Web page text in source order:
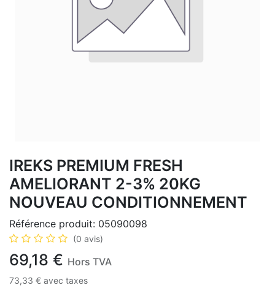
IREKS PREMIUM FRESH
AMELIORANT 2-3% 20KG
NOUVEAU CONDITIONNEMENT
Référence produit: 05090098
(0 avis)
69,18 € Hors TVA
73,33 € avec taxes